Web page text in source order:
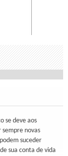
se deve aos
novas
suceder
sua conta de vida